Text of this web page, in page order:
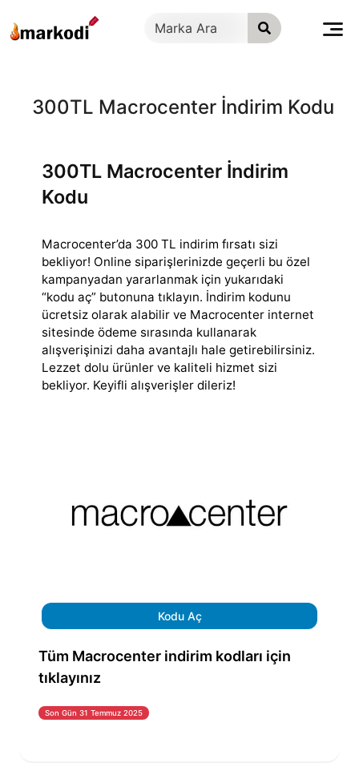
geç
300TL Macrocenter İndirim Kodu
300TL Macrocenter İndirim
Kodu
Macrocenter’da 300 TL indirim fırsatı sizi
bekliyor! Online siparişlerinizde geçerli bu özel
kampanyadan yararlanmak için yukarıdaki
“kodu aç” butonuna tıklayın. İndirim kodunu
ücretsiz olarak alabilir ve Macrocenter internet
sitesinde ödeme sırasında kullanarak
alışverişinizi daha avantajlı hale getirebilirsiniz.
Lezzet dolu ürünler ve kaliteli hizmet sizi
bekliyor. Keyifli alışverişler dileriz!
Kodu Aç
Tüm Macrocenter indirim kodları için
tıklayınız
Son Gün 31 Temmuz 2025